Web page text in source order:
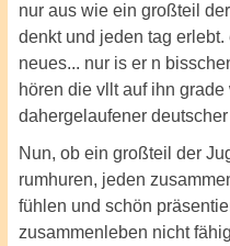
nur aus wie ein großteil
denkt und jeden tag
neues... nur is er n
hören die vllt auf ihn
dahergelaufener deutscher
Nun, ob ein großteil der
rumhuren, jeden
fühlen und schön
zusammenleben nicht